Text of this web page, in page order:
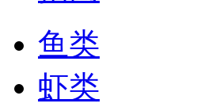
鱼类
虾类